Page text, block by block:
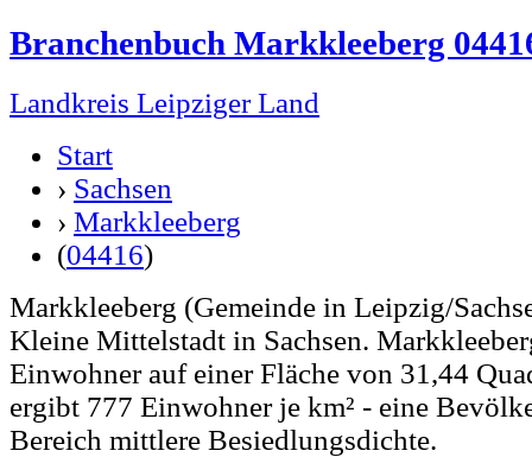
Branchenbuch Markkleeberg
Landkreis Leipziger Land
Start
› Sachsen
› Markkleeberg
(04416)
Markkleeberg (Gemeinde in Leipzig/
Kleine Mittelstadt in Sachsen.
Einwohner auf einer Fläche von 31,44
ergibt 777 Einwohner je km² - eine
Bereich mittlere Besiedlungsdichte.